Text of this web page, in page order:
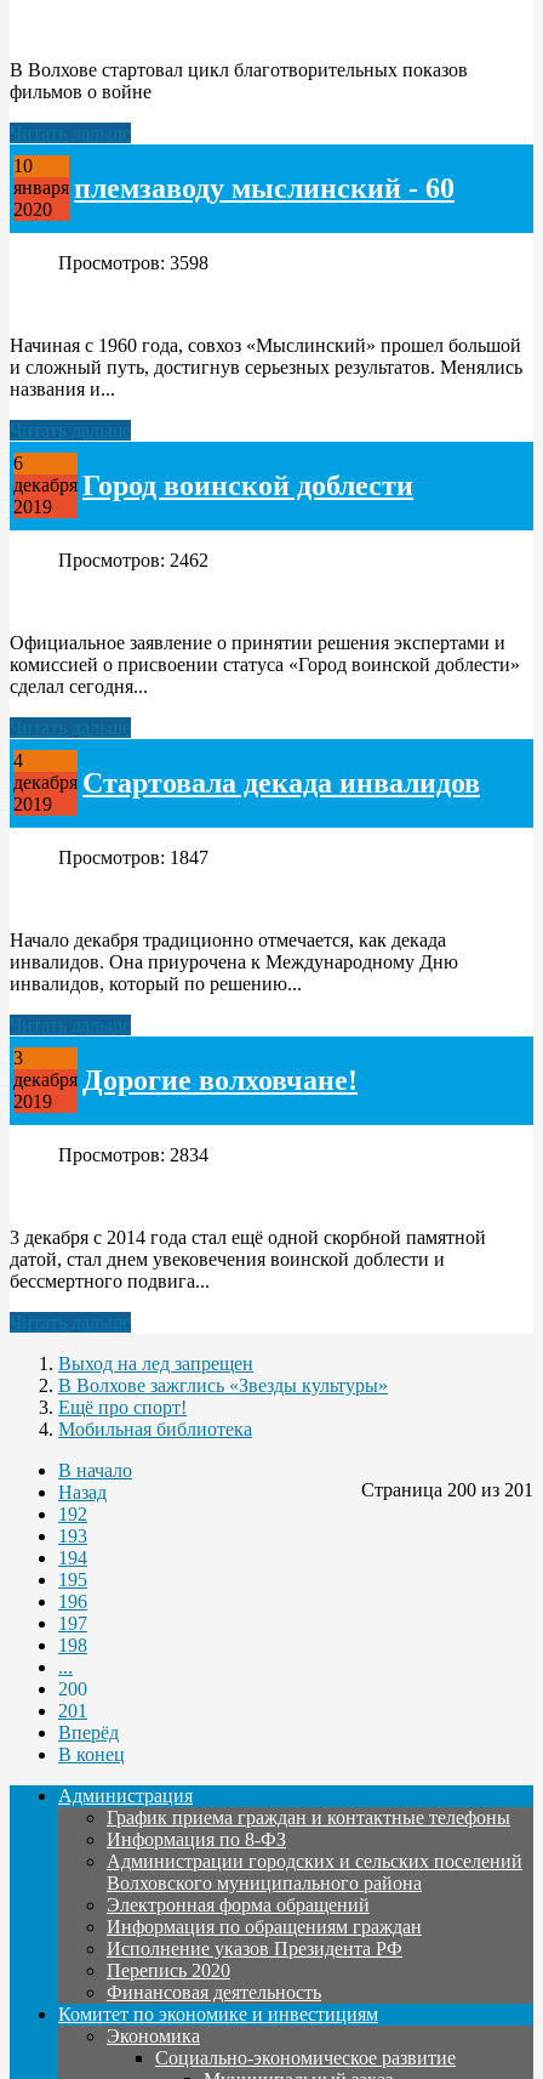
В Волхове стартовал цикл благотворительных показов
фильмов о войне
Читать дальше
10
января
2020
племзаводу мыслинский - 60
Просмотров: 3598
Начиная с 1960 года, совхоз «Мыслинский» прошел большой
и сложный путь, достигнув серьезных результатов. Менялись
названия и...
Читать дальше
6
декабря
2019
Город воинской доблести
Просмотров: 2462
Официальное заявление о принятии решения экспертами и
комиссией о присвоении статуса «Город воинской доблести»
сделал сегодня...
Читать дальше
4
декабря
2019
Стартовала декада инвалидов
Просмотров: 1847
Начало декабря традиционно отмечается, как декада
инвалидов. Она приурочена к Международному Дню
инвалидов, который по решению...
Читать дальше
3
декабря
2019
Дорогие волховчане!
Просмотров: 2834
3 декабря с 2014 года стал ещё одной скорбной памятной
датой, стал днем увековечения воинской доблести и
бессмертного подвига...
Читать дальше
Выход на лед запрещен
В Волхове зажглись «Звезды культуры»
Ещё про спорт!
Мобильная библиотека
Страница 200 из 201
В начало
Назад
192
193
194
195
196
197
198
...
200
201
Вперёд
В конец
Администрация
График приема граждан и контактные телефоны
Информация по 8-ФЗ
Администрации городских и сельских поселений
Волховского муниципального района
Электронная форма обращений
Информация по обращениям граждан
Исполнение указов Президента РФ
Перепись 2020
Финансовая деятельность
Комитет по экономике и инвестициям
Экономика
Социально-экономическое развитие